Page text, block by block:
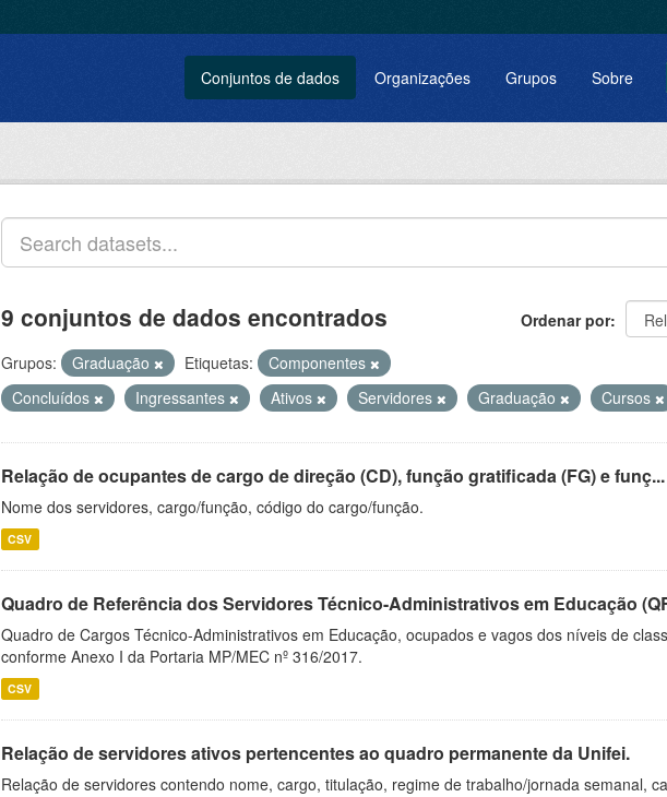
Conjuntos de dados Organizações Grupos Sobre
Ordenar por
9 conjuntos de dados encontrados
Grupos: Graduação Etiquetas:
Componentes
Concluídos
Ingressantes Ativos Servidores Graduação Cursos
Relação de ocupantes de cargo de direção (CD), função gratificada (FG) e funç...
Nome dos servidores, cargo/função, código do cargo/função.
CSV
Quadro de Referência dos Servidores Técnico-Administrativos em Educação
Quadro de Cargos Técnico-Administrativos em Educação, ocupados e vagos dos níveis de
conforme Anexo I da Portaria MP/MEC nº 316/2017.
CSV
Relação de servidores ativos pertencentes ao quadro permanente da Unifei.
Relação de servidores contendo nome, cargo, titulação, regime de trabalho/jornada semanal,